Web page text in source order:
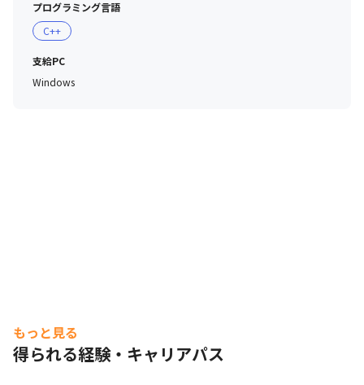
プログラミング言語
C++
支給PC
Windows
もっと見る
得られる経験・キャリアパス